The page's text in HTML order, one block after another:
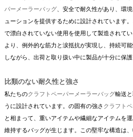
パーメーラーバッグ、安全で耐久性があり、環
ューションを提供するために設計されています
で漂白されていない使用を使用して製造されて
より、例外的な筋力と涙抵抗が実現し、持続可
しながら、出荷と取り扱い中に製品が十分に保護
比類のない耐久性と強さ
私たちのクラフトペーパーメーラーバッグ輸送
うに設計されています。の固有の強さ クラフト
と相まって、重いアイテムや繊細なアイテムを
維持するバッグが生じます。この堅牢な構造は